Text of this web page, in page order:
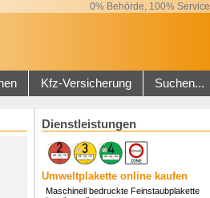
0% Behörde, 100% Service
Kfz-Versicherung Suchen...
Dienstleistungen
Umweltplakette online kaufen
Maschinell bedruckte Feinstaubplakette